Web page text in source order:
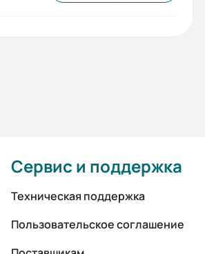
Сервис и поддержка
Техническая поддержка
Пользовательское соглашение